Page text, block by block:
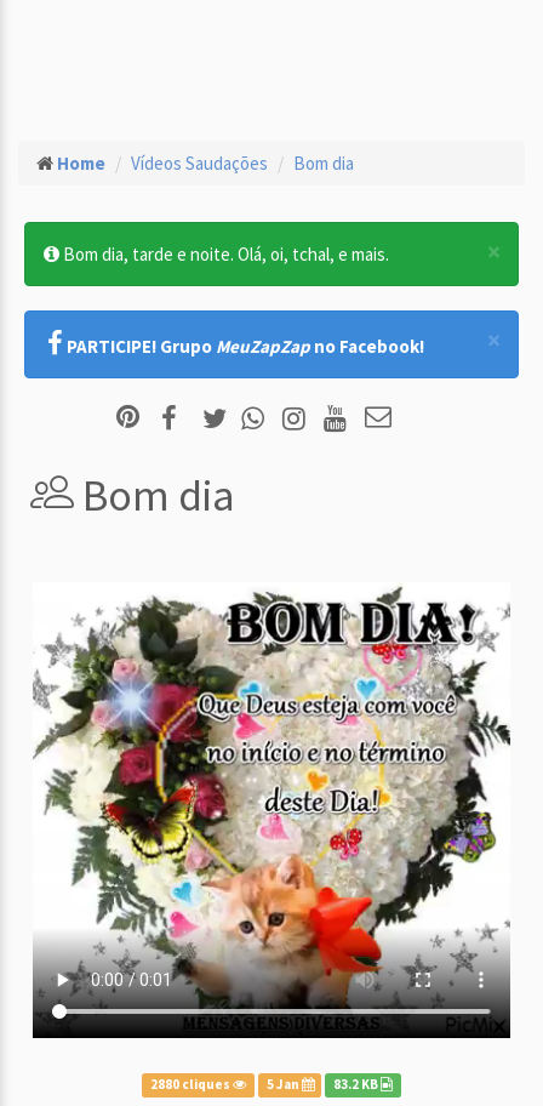
Home Vídeos Saudações Bom dia
×
Bom dia, tarde e noite. Olá, oi, tchal, e mais.
×
PARTICIPE! Grupo MeuZapZap no Facebook!
Bom dia
2880 cliques 5 Jan 83.2 KB